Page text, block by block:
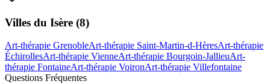
Villes du Isère (8)
Art-thérapie GrenobleArt-thérapie Saint-Martin-d-HèresArt-thérapie
ÉchirollesArt-thérapie VienneArt-thérapie Bourgoin-JallieuArt-
thérapie FontaineArt-thérapie VoironArt-thérapie Villefontaine
Questions Fréquentes